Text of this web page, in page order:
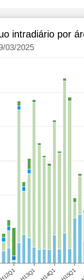
intradiário por
03/2025
H12Q1 H13Q1 H14Q1 H15Q1